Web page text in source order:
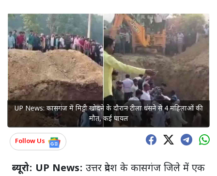
UP News: कासगंज में मिट्टी खोदने के दौरान टीला धंसने से 4 महिलाओं की
मौत, कई घायल
Follow Us
ब्यूरो: UP News: उत्तर प्रदेश के कासगंज जिले में एक